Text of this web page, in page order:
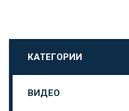
КАТЕГОРИИ
ВИДЕО